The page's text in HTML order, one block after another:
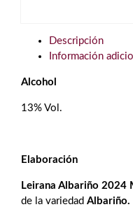
Blanco
cantidad
Descripción
Información
Alcohol
13% Vol.
Elaboración
Leirana Albariño 2024
de la variedad Albariño.